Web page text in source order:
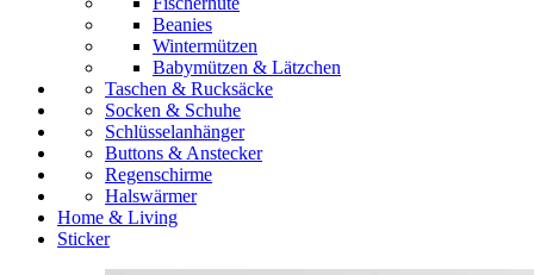
Beanies
Wintermützen
Babymützen & Lätzchen
Taschen & Rucksäcke
Socken & Schuhe
Schlüsselanhänger
Buttons & Anstecker
Regenschirme
Halswärmer
Home & Living
Sticker